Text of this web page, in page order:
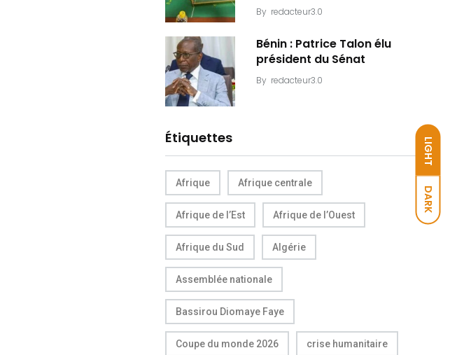
LIGHT
DARK
By redacteur3.0
Bénin : Patrice Talon élu
président du Sénat
By redacteur3.0
Étiquettes
Afrique Afrique centrale
Afrique de l’Est Afrique de l’Ouest
Afrique du Sud Algérie
Assemblée nationale
Bassirou Diomaye Faye
Coupe du monde 2026 crise humanitaire